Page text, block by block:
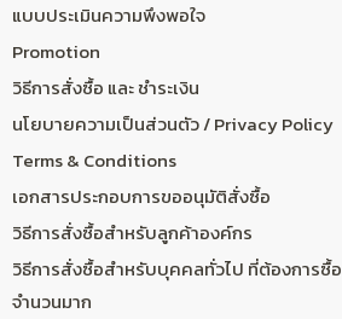
แบบประเมินความพึงพอใจ
Promotion
วิธีการสั่งซื้อ และ ชำระเงิน
นโยบายความเป็นส่วนตัว / Privacy Policy
Terms & Conditions
เอกสารประกอบการขออนุมัติสั่งซื้อ
วิธีการสั่งซื้อสำหรับลูกค้าองค์กร
วิธีการสั่งซื้อสำหรับบุคคลทั่วไป ที่ต้องการซื้อ
จำนวนมาก